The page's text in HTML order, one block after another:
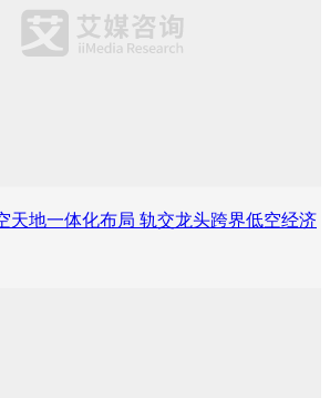
天地一体化布局 轨交龙头跨界低空经济